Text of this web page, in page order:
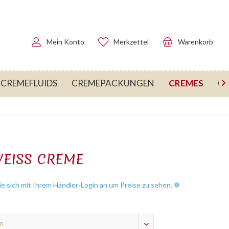
Warenkorb
Merkzettel
Mein Konto
CREMEFLUIDS CREMEPACKUNGEN CREMES 
CREME
sich mit Ihrem Händler-Login an um Preise zu sehen. ❁